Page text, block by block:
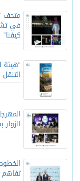
متحف
في
كيفنا”
تفاهم